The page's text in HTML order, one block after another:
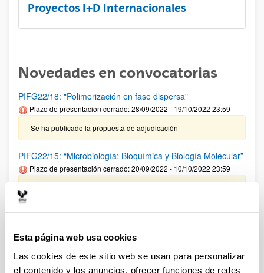
Esta página web usa cookies
Las cookies de este sitio web se usan para personalizar
el contenido y los anuncios, ofrecer funciones de redes
Proyectos I+D Internacionales
Novedades en convocatorias
PIFG22/18: "Polimerización en fase dispersa"
Plazo de presentación cerrado: 28/09/2022 - 19/10/2022 23:59
Se ha publicado la propuesta de adjudicación
PIFG22/15: “Microbiología: Bioquímica y Biología Molecular”
Plazo de presentación cerrado: 20/09/2022 - 10/10/2022 23:59
CONVOCATORIA DE AYUDAS A GRUPOS DE
Plazo de presentación cerrado: 30/12/2021 - 15/02/2022 23:59
24/10/2022: Publicada la Resolución definitiva de ayudas
concedidas y denegadas